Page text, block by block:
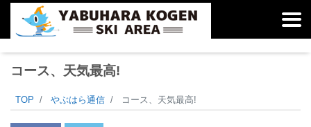
コース、天気最高!
TOP やぶはら通信 コース、天気最高!